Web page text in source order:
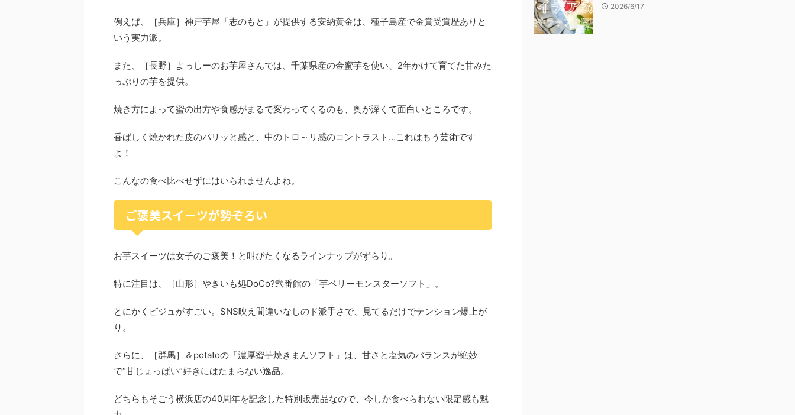
例えば、［兵庫］神戸芋屋「志のもと」が提供する安納黄金は、種子島産で金賞受賞歴ありと
いう実力派。
また、［長野］よっしーのお芋屋さんでは、千葉県産の金蜜芋を使い、2年かけて育てた甘みた
っぷりの芋を提供。
焼き方によって蜜の出方や食感がまるで変わってくるのも、奥が深くて面白いところです。
香ばしく焼かれた皮のパリッと感と、中のトロ～リ感のコントラスト…これはもう芸術です
よ！
こんなの食べ比べせずにはいられませんよね。
ご褒美スイーツが勢ぞろい
お芋スイーツは女子のご褒美！と叫びたくなるラインナップがずらり。
特に注目は、［山形］やきいも処DoCo?弐番館の「芋ベリーモンスターソフト」。
とにかくビジュがすごい。SNS映え間違いなしのド派手さで、見てるだけでテンション爆上が
り。
さらに、［群馬］＆potatoの「濃厚蜜芋焼きまんソフト」は、甘さと塩気のバランスが絶妙
で“甘じょっぱい”好きにはたまらない逸品。
どちらもそごう横浜店の40周年を記念した特別販売品なので、今しか食べられない限定感も魅
2026/6/17